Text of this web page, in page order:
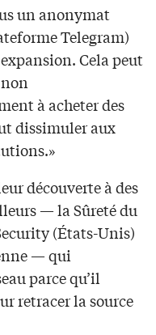
un anonymat
Telegram)
Cela peut
à acheter des
dissimuler aux
découverte à des
— la Sûreté du
(États-Unis)
— qui
parce qu’il
retracer la source